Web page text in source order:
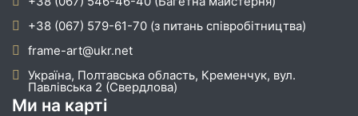
+38 (067) 579-61-70 (з питань співробітництва)
frame-art@ukr.net
Україна, Полтавська область, Кременчук, вул.
Павлівська 2 (Свердлова)
Ми на карті